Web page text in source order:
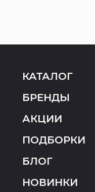
КАТАЛОГ
БРЕНДЫ
АКЦИИ
ПОДБОРКИ
БЛОГ
НОВИНКИ